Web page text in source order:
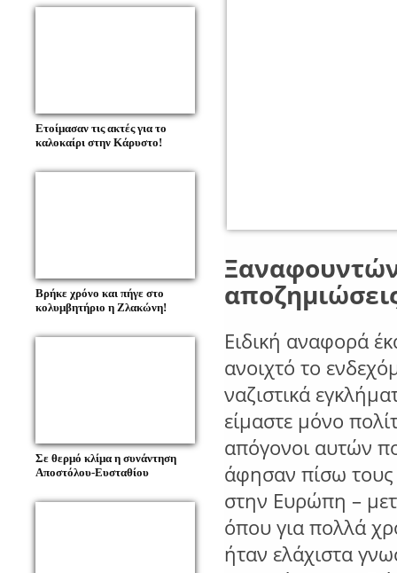
Ετοίμασαν τις ακτές για το
καλοκαίρι στην Κάρυστο!
Βρήκε χρόνο και πήγε στο
κολυμβητήριο η Ζλακώνη!
Σε θερμό κλίμα η συνάντηση
Ειδική αναφορά
ανοιχτό το
ναζιστικά
είμαστε μόνο
απόγονοι αυτών
άφησαν πίσω
στην Ευρώπη –
όπουγιαπολλά
ήταν ελάχιστα